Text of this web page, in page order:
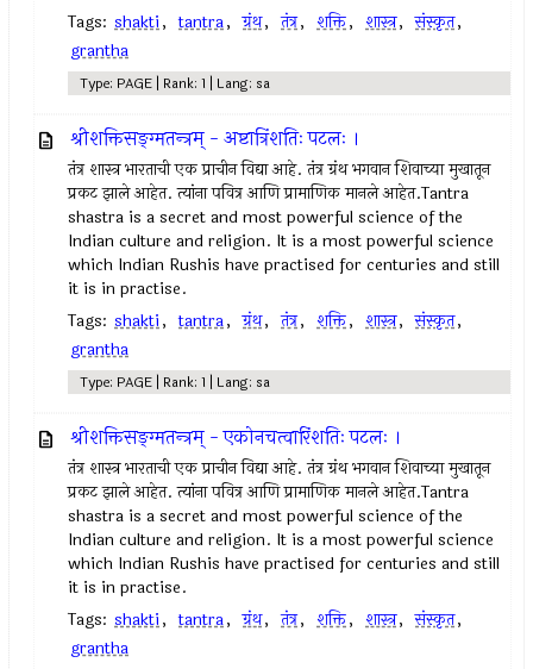
Tags: shakti, tantra, ग्रंथ, तंत्र, शक्ति, शास्त्र, संस्कृत,
grantha
Type: PAGE | Rank: 1 | Lang: sa
श्रीशक्तिसङ्ग्मतन्त्रम् - अष्टात्रिंशतिः पटलः ।
तंत्र शास्त्र भारताची एक प्राचीन विद्या आहे. तंत्र ग्रंथ भगवान शिवाच्या मुखातून
प्रकट झाले आहेत. त्यांना पवित्र आणि प्रामाणिक मानले आहेत.Tantra
shastra is a secret and most powerful science of the
Indian culture and religion. It is a most powerful science
which Indian Rushis have practised for centuries and still
it is in practise.
Tags: shakti, tantra, ग्रंथ, तंत्र, शक्ति, शास्त्र, संस्कृत,
grantha
Type: PAGE | Rank: 1 | Lang: sa
श्रीशक्तिसङ्ग्मतन्त्रम् - एकोनचत्वारिंशतिः पटलः ।
तंत्र शास्त्र भारताची एक प्राचीन विद्या आहे. तंत्र ग्रंथ भगवान शिवाच्या मुखातून
प्रकट झाले आहेत. त्यांना पवित्र आणि प्रामाणिक मानले आहेत.Tantra
shastra is a secret and most powerful science of the
Indian culture and religion. It is a most powerful science
which Indian Rushis have practised for centuries and still
it is in practise.
Tags: shakti, tantra, ग्रंथ, तंत्र, शक्ति, शास्त्र, संस्कृत,
grantha